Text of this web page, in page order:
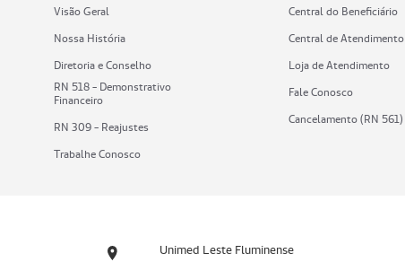
Visão Geral
Nossa História
Diretoria e Conselho
RN 518 - Demonstrativo
Financeiro
RN 309 - Reajustes
Trabalhe Conosco
Central do Beneficiário
Central de Atendimento
Loja de Atendimento
Fale Conosco
Cancelamento (RN 561)
Unimed Leste Fluminense